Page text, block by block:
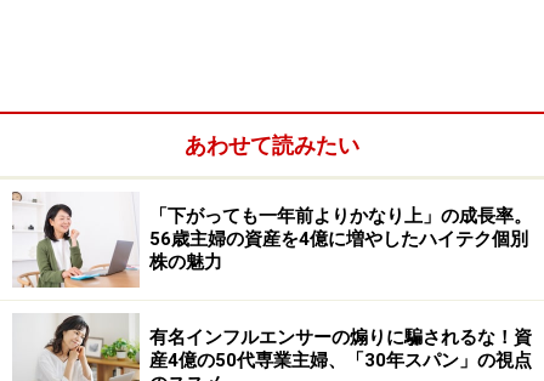
進学を諦めたくなかったので、授業料を払わずに進学で
あわせて読みたい
「下がっても一年前よりかなり上」の成長率。
56歳主婦の資産を4億に増やしたハイテク個別
株の魅力
有名インフルエンサーの煽りに騙されるな！資
産4億の50代専業主婦、「30年スパン」の視点